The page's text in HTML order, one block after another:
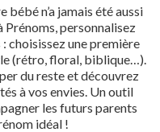
n’a jamais été aussi
personnalisez
choisissez une première
(rétro, floral, biblique…).
du reste et découvrez
à vos envies. Un outil
les futurs parents
idéal !